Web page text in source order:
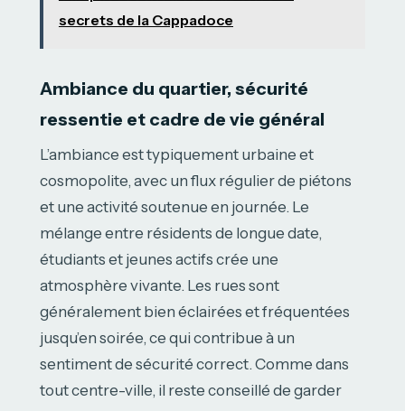
secrets de la Cappadoce
Ambiance du quartier, sécurité
ressentie et cadre de vie général
L’ambiance est typiquement urbaine et
cosmopolite, avec un flux régulier de piétons
et une activité soutenue en journée. Le
mélange entre résidents de longue date,
étudiants et jeunes actifs crée une
atmosphère vivante. Les rues sont
généralement bien éclairées et fréquentées
jusqu’en soirée, ce qui contribue à un
sentiment de sécurité correct. Comme dans
tout centre-ville, il reste conseillé de garder